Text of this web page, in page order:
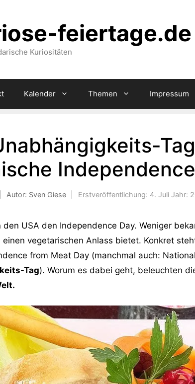
feiertage.de
Kuriositäten
Kalender Themen Impressum
Autor: Sven Giese Erstveröffentlichung: 4. Juli Jahr:
den USA den Independence Day. Weniger
vegetarischen Anlass bietet. Konkret
from Meat Day (manchmal auch:
Tag). Worum es dabei geht, beleuchten